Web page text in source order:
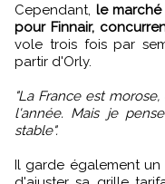
Cependant, le marché
pour Finnair,
vole trois fois par
partir d'Orly.
"La France est
l'année. Mais je
stable".
Il garde également